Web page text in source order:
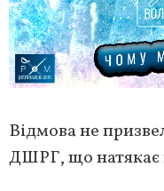
Відмова не
ДШРГ, що натякає